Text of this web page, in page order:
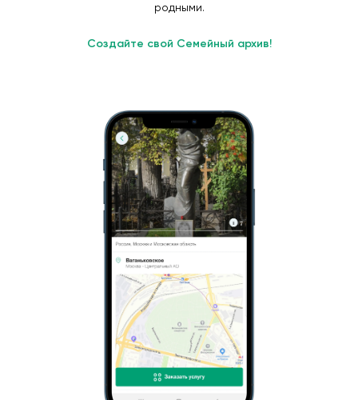
родными.
Создайте свой Семейный архив!